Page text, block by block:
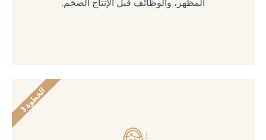
ا
ل
خ
ط
و
ة
3